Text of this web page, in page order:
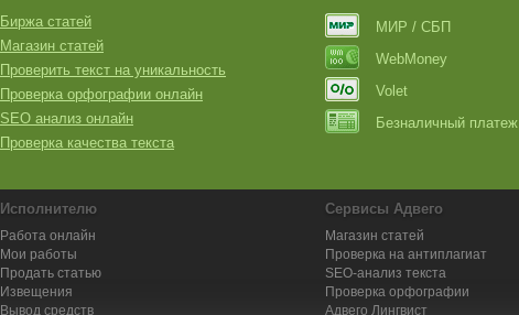
Биржа статей
Магазин статей
Проверить текст на уникальность
Проверка орфографии онлайн
SEO анализ онлайн
Проверка качества текста
МИР / СБП
WebMoney
Volet
Безналичный платеж
Исполнителю
Работа онлайн
Мои работы
Продать статью
Извещения
Вывод средств
Сервисы Адвего
Магазин статей
Проверка на антиплагиат
SEO-анализ текста
Проверка орфографии
Адвего Лингвист